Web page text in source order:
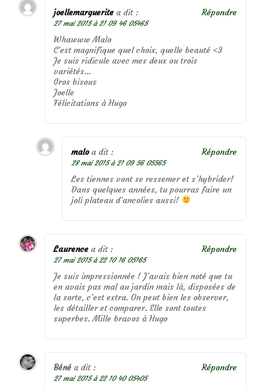
joellemarguerite a dit :
27 mai 2015 à 21 09 46 05465
Whawww Malo
C’est magnifique quel choix, quelle beauté <3
Je suis ridicule avec mes deux ou trois
variétés…
Gros bisous
Joelle
Félicitations à Hugo
Répondre
malo a dit :
28 mai 2015 à 21 09 56 05565
Les tiennes vont se ressemer et s’hybrider!
Dans quelques années, tu pourras faire un
joli plateau d’ancolies aussi!
Répondre
Laurence a dit :
27 mai 2015 à 22 10 16 05165
Je suis impressionnée ! J’avais bien noté que tu
en avais pas mal au jardin mais là, disposées de
la sorte, c’est extra. On peut bien les observer,
les détailler et comparer. Elle sont toutes
superbes. Mille bravos à Hugo
Répondre
Béné a dit :
27 mai 2015 à 22 10 40 05405
Répondre